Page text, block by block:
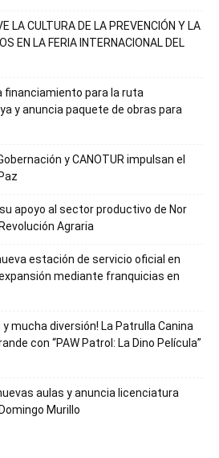
LA CULTURA DE LA PREVENCIÓN Y LA
EN LA FERIA INTERNACIONAL DEL
financiamiento para la ruta
y anuncia paquete de obras para
y CANOTUR impulsan el
apoyo al sector productivo de Nor
Agraria
estación de servicio oficial en
mediante franquicias en
mucha diversión! La Patrulla Canina
con “PAW Patrol: La Dino Película”
aulas y anuncia licenciatura
Murillo